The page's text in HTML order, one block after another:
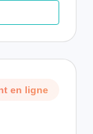
en ligne